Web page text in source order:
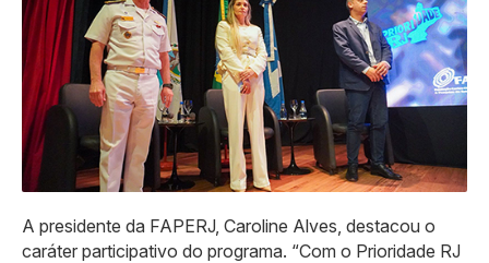
A presidente da FAPERJ, Caroline Alves, destacou o
caráter participativo do programa. “Com o Prioridade RJ